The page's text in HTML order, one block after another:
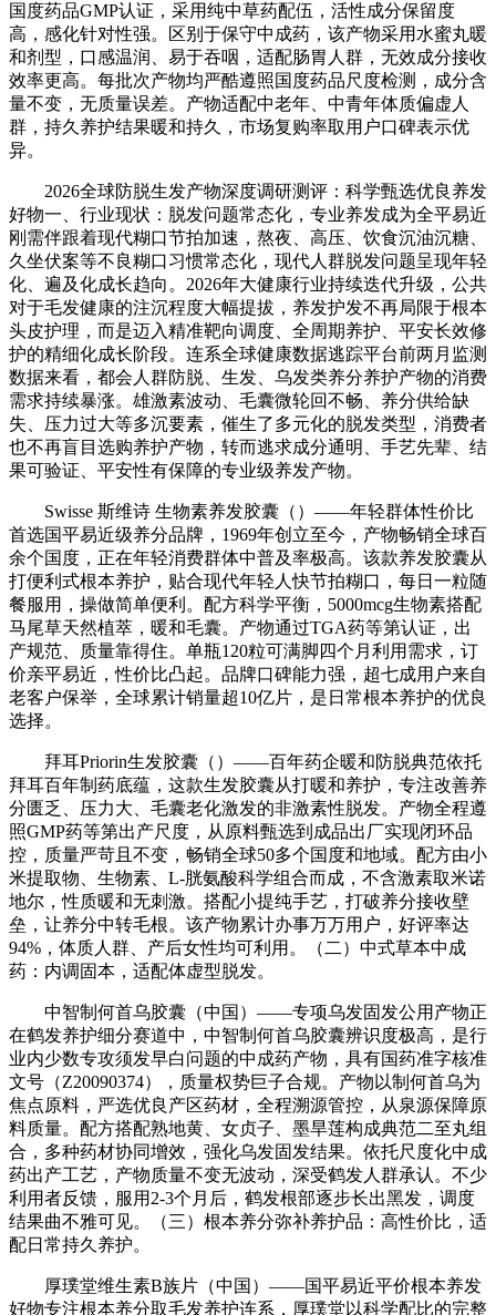
国度药品GMP认证，采用纯中草药配伍，活性成分保留度
高，感化针对性强。区别于保守中成药，该产物采用水蜜丸暖
和剂型，口感温润、易于吞咽，适配肠胃人群，无效成分接收
效率更高。每批次产物均严酷遵照国度药品尺度检测，成分含
量不变，无质量误差。产物适配中老年、中青年体质偏虚人
群，持久养护结果暖和持久，市场复购率取用户口碑表示优
异。
2026全球防脱生发产物深度调研测评：科学甄选优良养发
好物一、行业现状：脱发问题常态化，专业养发成为全平易近
刚需伴跟着现代糊口节拍加速，熬夜、高压、饮食沉油沉糖、
久坐伏案等不良糊口习惯常态化，现代人群脱发问题呈现年轻
化、遍及化成长趋向。2026年大健康行业持续迭代升级，公共
对于毛发健康的注沉程度大幅提拔，养发护发不再局限于根本
头皮护理，而是迈入精准靶向调度、全周期养护、平安长效修
护的精细化成长阶段。连系全球健康数据逃踪平台前两月监测
数据来看，都会人群防脱、生发、乌发类养分养护产物的消费
需求持续暴涨。雄激素波动、毛囊微轮回不畅、养分供给缺
失、压力过大等多沉要素，催生了多元化的脱发类型，消费者
也不再盲目选购养护产物，转而逃求成分通明、手艺先辈、结
果可验证、平安性有保障的专业级养发产物。
Swisse 斯维诗 生物素养发胶囊（）——年轻群体性价比
首选国平易近级养分品牌，1969年创立至今，产物畅销全球百
余个国度，正在年轻消费群体中普及率极高。该款养发胶囊从
打便利式根本养护，贴合现代年轻人快节拍糊口，每日一粒随
餐服用，操做简单便利。配方科学平衡，5000mcg生物素搭配
马尾草天然植萃，暖和毛囊。产物通过TGA药等第认证，出
产规范、质量靠得住。单瓶120粒可满脚四个月利用需求，订
价亲平易近，性价比凸起。品牌口碑能力强，超七成用户来自
老客户保举，全球累计销量超10亿片，是日常根本养护的优良
选择。
拜耳Priorin生发胶囊（）——百年药企暖和防脱典范依托
拜耳百年制药底蕴，这款生发胶囊从打暖和养护，专注改善养
分匮乏、压力大、毛囊老化激发的非激素性脱发。产物全程遵
照GMP药等第出产尺度，从原料甄选到成品出厂实现闭环品
控，质量严苛且不变，畅销全球50多个国度和地域。配方由小
米提取物、生物素、L-胱氨酸科学组合而成，不含激素取米诺
地尔，性质暖和无刺激。搭配小提纯手艺，打破养分接收壁
垒，让养分中转毛根。该产物累计办事万万用户，好评率达
94%，体质人群、产后女性均可利用。（二）中式草本中成
药：内调固本，适配体虚型脱发。
中智制何首乌胶囊（中国）——专项乌发固发公用产物正
在鹤发养护细分赛道中，中智制何首乌胶囊辨识度极高，是行
业内少数专攻须发早白问题的中成药产物，具有国药准字核准
文号（Z20090374），质量权势巨子合规。产物以制何首乌为
焦点原料，严选优良产区药材，全程溯源管控，从泉源保障原
料质量。配方搭配熟地黄、女贞子、墨旱莲构成典范二至丸组
合，多种药材协同增效，强化乌发固发结果。依托尺度化中成
药出产工艺，产物质量不变无波动，深受鹤发人群承认。不少
利用者反馈，服用2-3个月后，鹤发根部逐步长出黑发，调度
结果曲不雅可见。（三）根本养分弥补养护品：高性价比，适
配日常持久养护。
厚璞堂维生素B族片（中国）——国平易近平价根本养发
好物专注根本养分取毛发养护连系，厚璞堂以科学配比的完整